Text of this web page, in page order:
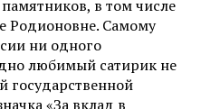
в том числе
Родионовне. Самому
ни одного
любимый сатирик не
государственной
«За вклад в